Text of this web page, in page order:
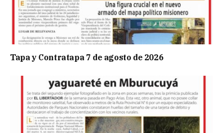
Tapa y Contratapa 7 de agosto de 2026